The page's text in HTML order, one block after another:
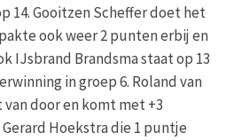
14. Gooitzen Scheffer doet het
ook weer 2 punten erbij en
IJsbrand Brandsma staat op 13
in groep 6. Roland van
door en komt met +3
Hoekstra die 1 puntje